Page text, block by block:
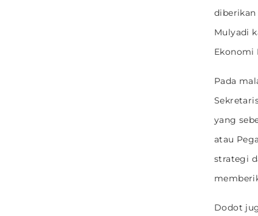
diberikan
Mulyadi
Ekonomi
Pada
yang
atau
strategi
Dodot